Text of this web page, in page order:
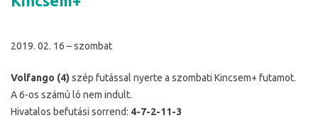
2019. 02. 16 – szombat
Volfango (4) szép futással nyerte a szombati Kincsem+ futamot.
A 6-os számú ló nem indult.
Hivatalos befutási sorrend: 4-7-2-11-3